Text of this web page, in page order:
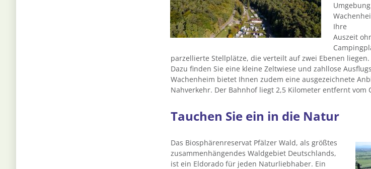
Ihre
Auszeit
parzellierte Stellplätze, die verteilt auf zwei Ebenen liegen.
Dazu finden Sie eine kleine Zeltwiese und zahllose
Wachenheim bietet Ihnen zudem eine ausgezeichnete
Nahverkehr. Der Bahnhof liegt 2,5 Kilometer entfernt vom
Tauchen Sie ein in die Natur
Das Biosphärenreservat Pfälzer Wald, als größtes
zusammenhängendes Waldgebiet Deutschlands,
ist ein Eldorado für jeden Naturliebhaber. Ein